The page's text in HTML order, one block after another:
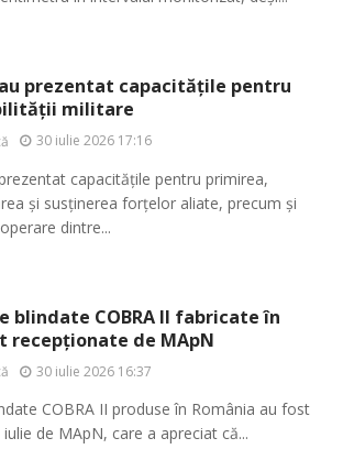
au prezentat capacitățile pentru
militare
30 iulie 2026 17:16
capacitățile pentru primirea,
și susținerea forțelor aliate, precum și
dintre...
blindate COBRA II fabricate în
recepționate de MApN
30 iulie 2026 16:37
COBRA II produse în România au fost
de MApN, care a apreciat că...